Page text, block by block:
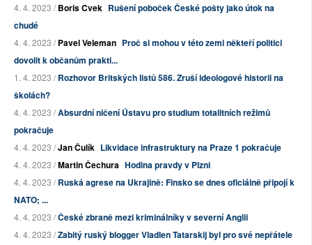
4. 4. 2023 /Boris Cvek Rušení poboček České pošty jako útok na
chudé
4. 4. 2023 /Pavel Veleman Proč si mohou v této zemi někteří politici
dovolit k občanům prakti...
1. 4. 2023 /Rozhovor Britských listů 586. Zruší ideologové historii na
školách?
4. 4. 2023 /Absurdní ničení Ústavu pro studium totalitních režimů
pokračuje
4. 4. 2023 /Jan Čulík Likvidace infrastruktury na Praze 1 pokračuje
4. 4. 2023 /Martin Čechura Hodina pravdy v Plzni
4. 4. 2023 /Ruská agrese na Ukrajině: Finsko se dnes oficiálně připojí k
NATO; ...
4. 4. 2023 /České zbraně mezi kriminálníky v severní Anglii
4. 4. 2023 /Zabitý ruský blogger Vladlen Tatarskij byl pro své nepřátele